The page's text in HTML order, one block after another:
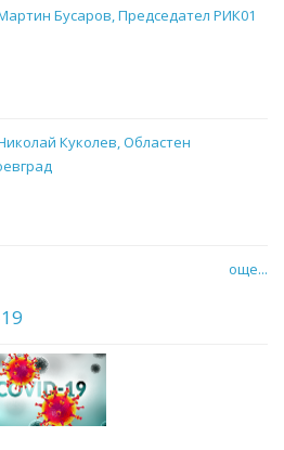
Бусаров, Председател РИК01
Куколев, Областен
още...